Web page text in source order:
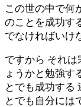
この世の中で何
のことを成功す
でなければいけ
ですから それ
ょうかと勉強す
とでも成功する
とでも自分には